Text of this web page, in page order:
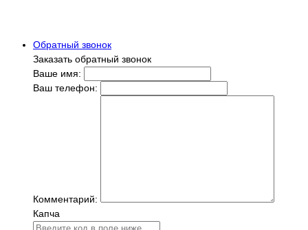
Обратный звонок
Заказать обратный звонок
Ваше имя:
Ваш телефон:
Комментарий:
Капча